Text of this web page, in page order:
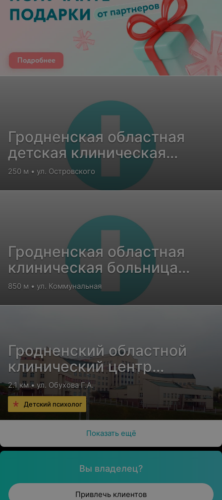
Гродненская областная
детская клиническая
больница
250 м • ул. Островского
Гродненская областная
клиническая больница
медицинской
реабилитации
850 м • ул. Коммунальная
Гродненский областной
клинический центр
«Психиатрия-наркология»
2.1 км • ул. Обухова Г.А.
Детский психолог
Показать ещё
Вы владелец?
Привлечь клиентов